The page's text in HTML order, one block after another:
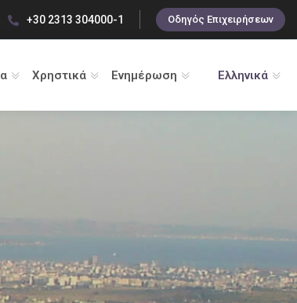
+30 2313 304000-1 Οδηγός Επιχειρήσεων
Χρηστικά Ενημέρωση Ελληνικά